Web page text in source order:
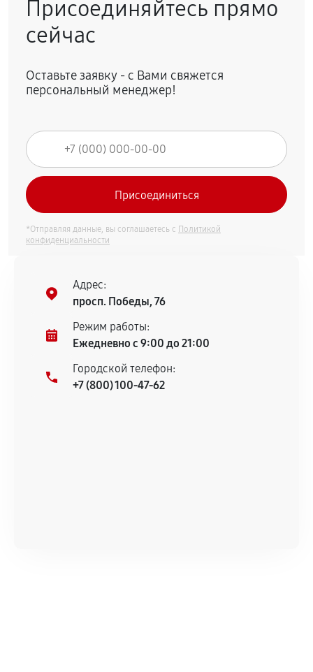
Присоединяйтесь прямо
сейчас
Оставьте заявку - с Вами свяжется
персональный менеджер!
*Отправляя данные, вы соглашаетесь с Политикой
конфиденциальности
Адрес:
просп. Победы, 76
Режим работы:
Ежедневно с 9:00 до 21:00
Городской телефон:
+7 (800) 100-47-62